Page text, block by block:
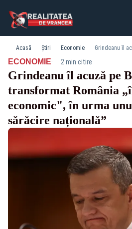
Acasă Știri Economie
ECONOMIE· 2 min citire
Grindeanu îl acuză pe
transformat România
economic", în urma
sărăcire națională”